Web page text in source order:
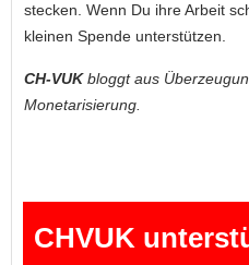
stecken. Wenn Du ihre Arbeit
kleinen Spende unterstützen.
CH-VUKbloggt aus
Monetarisierung.
CHVUK